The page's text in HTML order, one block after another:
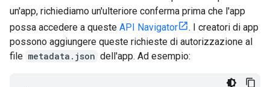
un'app, richiediamo un'ulteriore conferma prima che l'app
possa accedere a queste API Navigator
. I creatori di app
possono aggiungere queste richieste di autorizzazione al
file metadata.json dell'app. Ad esempio: